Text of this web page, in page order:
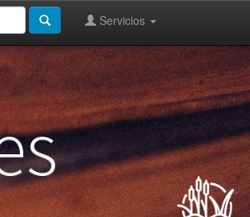
Servicios